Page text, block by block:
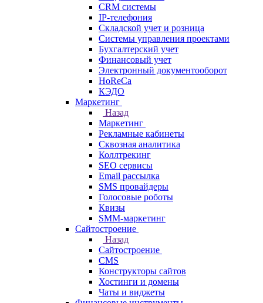
CRM системы
IP-телефония
Складской учет и розница
Системы управления проектами
Бухгалтерский учет
Финансовый учет
Электронный документооборот
HoReCa
КЭДО
Маркетинг
Назад
Маркетинг
Рекламные кабинеты
Cквозная аналитика
Коллтрекинг
SEO сервисы
Email расcылка
SMS провайдеры
Голосовые роботы
Квизы
SMM-маркетинг
Сайтостроение
Назад
Сайтостроение
CMS
Конструкторы сайтов
Хостинги и домены
Чаты и виджеты